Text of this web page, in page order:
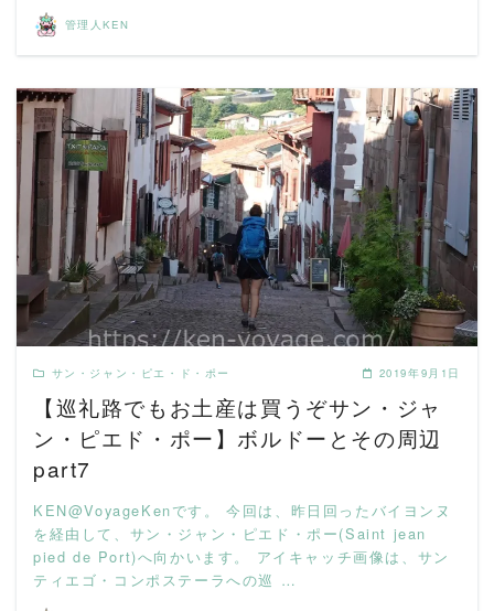
管理人KEN
READ MORE
サン・ジャン・ピエ・ド・ポー 2019年9月1日
【巡礼路でもお土産は買うぞサン・ジャ
ン・ピエド・ポー】ボルドーとその周辺
part7
KEN@VoyageKenです。 今回は、昨日回ったバイヨンヌ
を経由して、サン・ジャン・ピエド・ポー(Saint jean
pied de Port)へ向かいます。 アイキャッチ画像は、サン
ティエゴ・コンポステーラへの巡 …